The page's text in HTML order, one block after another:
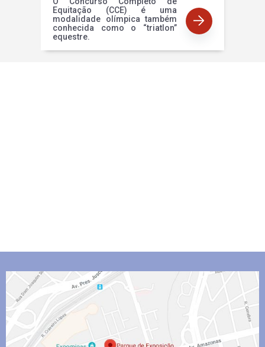
Equitação (CCE) é uma
modalidade olímpica também
conhecida como o “triatlon”
equestre.